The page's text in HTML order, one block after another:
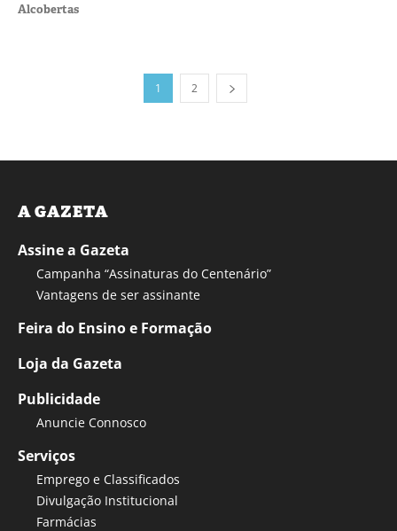
Alcobertas
1 2
A GAZETA
Assine a Gazeta
Campanha “Assinaturas do Centenário”
Vantagens de ser assinante
Feira do Ensino e Formação
Loja da Gazeta
Publicidade
Anuncie Connosco
Serviços
Emprego e Classificados
Divulgação Institucional
Farmácias